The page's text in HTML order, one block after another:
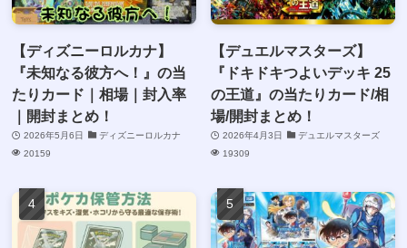
【ディズニーロルカナ】
『未知なる彼方へ！』の当
たりカード｜相場｜封入率
｜開封まとめ！
2026年5月6日
ディズニーロルカナ
20159
【デュエルマスターズ】
『ドキドキつよいデッキ 25
の王道』の当たりカード/相
場/開封まとめ！
2026年4月3日
デュエルマスターズ
19309